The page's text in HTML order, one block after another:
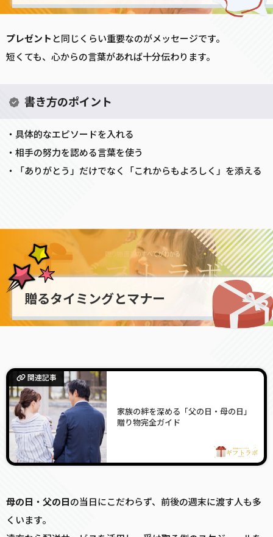
プレゼント と同じくらい重要なのがメッセージです。
短くても、心からの言葉があれば十分伝わります。
書き方のポイント
・具体的なエピソードを入れる
・相手の努力を認める言葉を使う
・「ありがとう」だけでなく「これからもよろしく」を添える
贈るタイミングとマナー
関連記事
家族の絆を深める「父の日・母の日」
贈り物完全ガイド
母の日 ・ 父の日の当日にこだわらず、前後の週末に渡す人も多
くいます。